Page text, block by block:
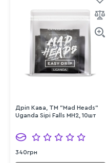
Дріп Кава, ТМ "Mad Heads"
Uganda Sipi Falls MH2, 10шт
340грн